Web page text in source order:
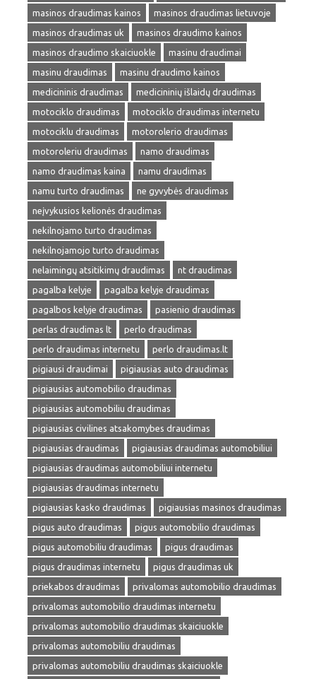
masinos draudimas kainos
masinos draudimas lietuvoje
masinos draudimas uk
masinos draudimo kainos
masinos draudimo skaiciuokle
masinu draudimai
masinu draudimas
masinu draudimo kainos
medicininis draudimas
medicininių išlaidų draudimas
motociklo draudimas
motociklo draudimas internetu
motociklu draudimas
motorolerio draudimas
motoroleriu draudimas
namo draudimas
namo draudimas kaina
namu draudimas
namu turto draudimas
ne gyvybės draudimas
neįvykusios kelionės draudimas
nekilnojamo turto draudimas
nekilnojamojo turto draudimas
nelaimingų atsitikimų draudimas
nt draudimas
pagalba kelyje
pagalba kelyje draudimas
pagalbos kelyje draudimas
pasienio draudimas
perlas draudimas lt
perlo draudimas
perlo draudimas internetu
perlo draudimas.lt
pigiausi draudimai
pigiausias auto draudimas
pigiausias automobilio draudimas
pigiausias automobiliu draudimas
pigiausias civilines atsakomybes draudimas
pigiausias draudimas
pigiausias draudimas automobiliui
pigiausias draudimas automobiliui internetu
pigiausias draudimas internetu
pigiausias kasko draudimas
pigiausias masinos draudimas
pigus auto draudimas
pigus automobilio draudimas
pigus automobiliu draudimas
pigus draudimas
pigus draudimas internetu
pigus draudimas uk
priekabos draudimas
privalomas automobilio draudimas
privalomas automobilio draudimas internetu
privalomas automobilio draudimas skaiciuokle
privalomas automobiliu draudimas
privalomas automobiliu draudimas skaiciuokle